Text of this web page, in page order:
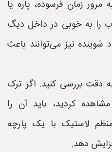
زمان فرسوده، پاره یا
را به خوبی در داخل دیگ
نیز می‌توانند باعث
بررسی کنید. اگر ترک
کردید، باید آن را
لاستیک با یک پارچه
دهد.